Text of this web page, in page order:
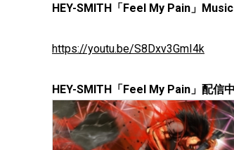
HEY-SMITH「Feel My Pain」
https://youtu.be/S8Dxv3GmI4k
HEY-SMITH「Feel My Pain」配信中